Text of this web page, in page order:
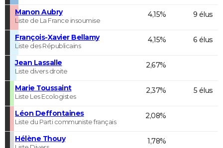
Manon Aubry
Liste de La France insoumise
4,15% 9 élus
François-Xavier Bellamy
Liste des Républicains
4,15% 6 élus
Jean Lassalle
Liste divers droite
2,67%
Marie Toussaint
Liste Les Ecologistes
2,37% 5 élus
Léon Deffontaines
Liste du Parti communiste français
2,08%
Hélène Thouy 1,78%